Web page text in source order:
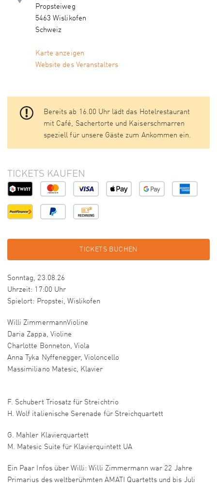
Propsteiweg
5463 Wislikofen
Schweiz
Karte anzeigen
Website des Veranstalters
Bereits ab 16.00 Uhr lädt das Hotelrestaurant
mit Café, Sachertorte und Kaiserschmarren
speziell für unsere Gäste zum Ankommen ein.
TICKETS KAUFEN
TICKETS BUCHEN
Sonntag, 23.08.26
Uhrzeit: 17:00 Uhr
Spielort: Propstei, Wislikofen
Willi ZimmermannVioline
Daria Zappa, Violine
Charlotte Bonneton, Viola
Anna Tyka Nyffenegger, Violoncello
Massimiliano Matesic, Klavier
F. Schubert Triosatz für Streichtrio
H. Wolf italienische Serenade für Streichquartett
G. Mahler Klavierquartett
M. Matesic Suite für Klavierquintett UA
Ein Paar Infos über Willi: Willi Zimmermann war 22 Jahre
Primarius des weltberühmten AMATI Quartetts und bis Juli